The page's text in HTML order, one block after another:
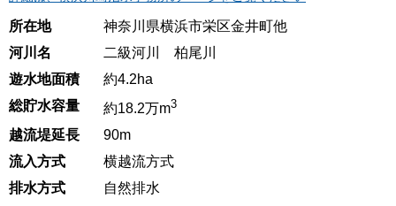
所在地
神奈川県横浜市栄区金井町他
河川名
二級河川 柏尾川
遊水地面積
約4.2ha
総貯水容量
約18.2万m3
越流堤延長
90m
流入方式
横越流方式
排水方式
自然排水